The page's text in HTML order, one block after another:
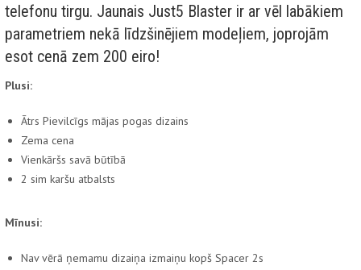
telefonu tirgu. Jaunais Just5 Blaster ir ar vēl labākiem
parametriem nekā līdzšinējiem modeļiem, joprojām
esot cenā zem 200 eiro!
Plusi:
Ātrs Pievilcīgs mājas pogas dizains
Zema cena
Vienkāršs savā būtībā
2 sim karšu atbalsts
Mīnusi:
Nav vērā ņemamu dizaiņa izmaiņu kopš Spacer 2s